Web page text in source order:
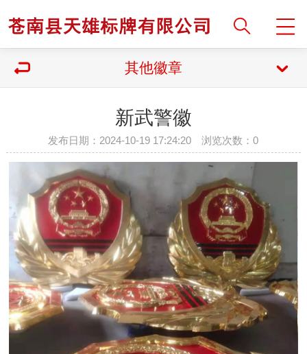
其他徽章
新武警徽
发布日期：2024-10-19 17:24:20 浏览次数：0